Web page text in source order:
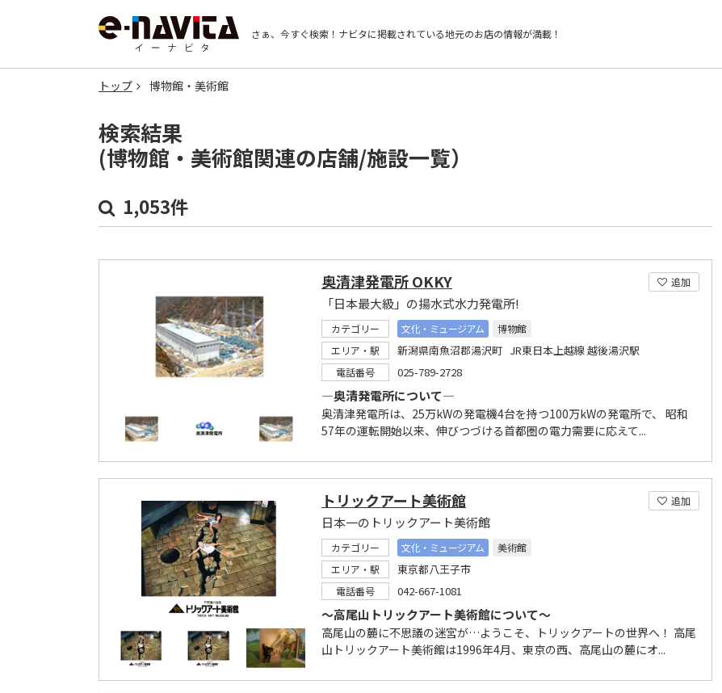
さぁ、今すぐ検索！ ナビタに掲載されている地元のお店の情報が満載！
トップ 博物館・美術館
検索結果
(博物館・美術館関連の店舗/施設一覧）
1,053件
追加
奥清津発電所 OKKY
「日本最大級」の揚水式水力発電所!
カテゴリー 文化・ミュージアム
博物館
エリア・駅
新潟県南魚沼郡湯沢町 JR東日本上越線 越後湯沢駅
電話番号 025-789-2728
―奥清発電所について―
奥清津発電所は、25万kWの発電機4台を持つ100万kWの発電所で、 昭和
57年の運転開始以来、伸びつづける首都圏の電力需要に応えて...
追加
トリックアート美術館
日本一のトリックアート美術館
カテゴリー 文化・ミュージアム
美術館
エリア・駅
東京都八王子市
電話番号 042-667-1081
～高尾山トリックアート美術館について～
高尾山の麓に不思議の迷宮が…ようこそ、トリックアートの世界へ！ 高尾
山トリックアート美術館は1996年4月、東京の西、高尾山の麓にオ...